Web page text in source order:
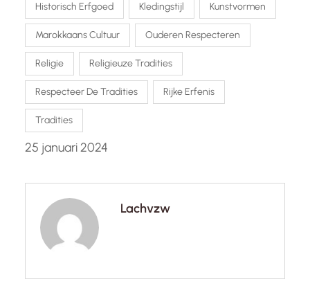
Historisch Erfgoed Kledingstijl Kunstvormen
Marokkaans Cultuur Ouderen Respecteren
Religie Religieuze Tradities
Respecteer De Tradities Rijke Erfenis
Tradities
25 januari 2024
Lachvzw